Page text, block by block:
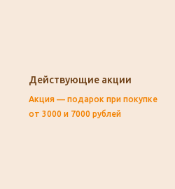
Действующие акции
Акция — подарок при покупке
от 3000 и 7000 рублей